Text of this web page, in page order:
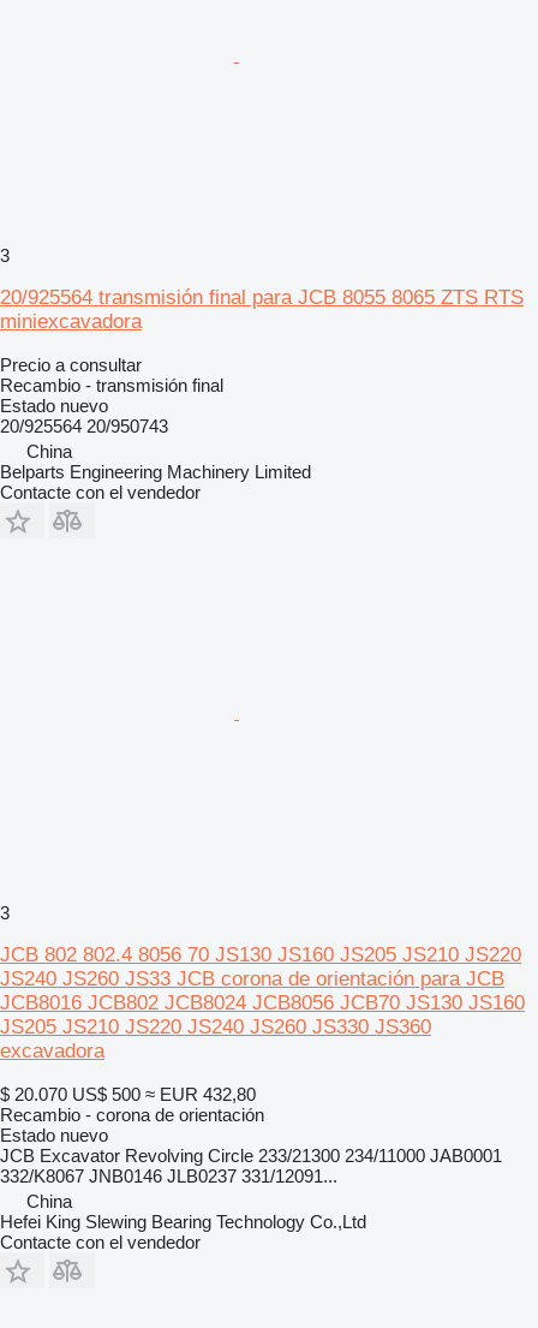
3
20/925564 transmisión final para JCB 8055 8065 ZTS RTS
miniexcavadora
Precio a consultar
Recambio - transmisión final
Estado nuevo
20/925564 20/950743
China
Belparts Engineering Machinery Limited
Contacte con el vendedor
3
JCB 802 802.4 8056 70 JS130 JS160 JS205 JS210 JS220
JS240 JS260 JS33 JCB corona de orientación para JCB
JCB8016 JCB802 JCB8024 JCB8056 JCB70 JS130 JS160
JS205 JS210 JS220 JS240 JS260 JS330 JS360
excavadora
$ 20.070 US$ 500 ≈ EUR 432,80
Recambio - corona de orientación
Estado nuevo
JCB Excavator Revolving Circle 233/21300 234/11000 JAB0001
332/K8067 JNB0146 JLB0237 331/12091...
China
Hefei King Slewing Bearing Technology Co.,Ltd
Contacte con el vendedor